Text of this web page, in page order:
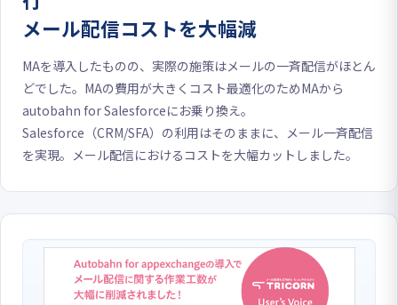
メール配信コストを大幅減
MAを導入したものの、実際の施策はメールの一斉配信がほとん
どでした。MAの費用が大きくコスト最適化のためMAから
autobahn for Salesforceにお乗り換え。
Salesforce（CRM/SFA）の利用はそのままに、メール一斉配信
を実現。メール配信におけるコストを大幅カットしました。